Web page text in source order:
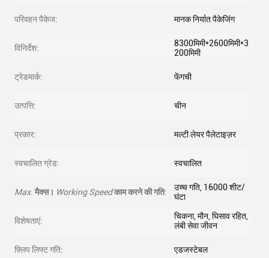
परिवहन पैकेज: मानक निर्यात पैकेजिंग
विनिर्देश:
8300मिमी*2600मिमी*3
200मिमी
ट्रेडमार्क: फेंगची
उत्पत्ति: चीन
प्रकार: मल्टी लेयर पैलेटाइज़र
स्वचालित ग्रेड: स्वचालित
Max. मैक्स। Working Speedकाम करने की गति:
उच्च गति, 16000 शीट/
घंटा
विशेषताएं:
चिकना, मौन, घिसाव रहित,
लंबी सेवा जीवन
फ़्लिप लिफ्ट गति: एडजस्टेबल